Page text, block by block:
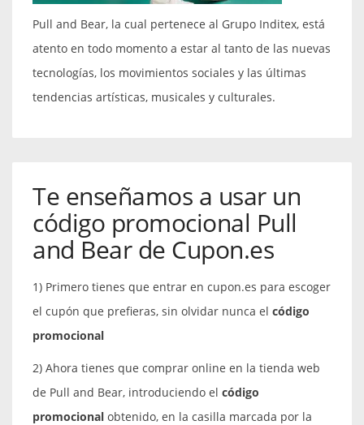
Pull and Bear, la cual pertenece al Grupo Inditex, está
atento en todo momento a estar al tanto de las nuevas
tecnologías, los movimientos sociales y las últimas
tendencias artísticas, musicales y culturales.
Te enseñamos a usar un
código promocional Pull
and Bear de Cupon.es
1) Primero tienes que entrar en cupon.es para escoger
el cupón que prefieras, sin olvidar nunca el código
promocional
2) Ahora tienes que comprar online en la tienda web
de Pull and Bear, introduciendo el código
promocional obtenido, en la casilla marcada por la